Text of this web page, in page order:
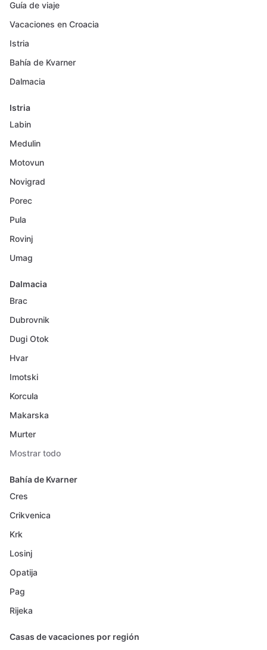
Guía de viaje
Vacaciones en Croacia
Istria
Bahía de Kvarner
Dalmacia
Istria
Labin
Medulin
Motovun
Novigrad
Porec
Pula
Rovinj
Umag
Dalmacia
Brac
Dubrovnik
Dugi Otok
Hvar
Imotski
Korcula
Makarska
Murter
Mostrar todo
Bahía de Kvarner
Cres
Crikvenica
Krk
Losinj
Opatija
Pag
Rijeka
Casas de vacaciones por región